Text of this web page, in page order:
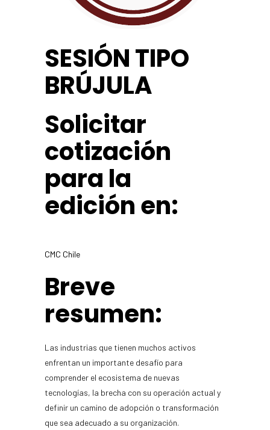
SESIÓN TIPO
BRÚJULA
Solicitar
cotización
para la
edición en:
CMC Chile
Breve
resumen:
Las industrias que tienen muchos activos
enfrentan un importante desafío para
comprender el ecosistema de nuevas
tecnologías, la brecha con su operación actual y
definir un camino de adopción o transformación
que sea adecuado a su organización.